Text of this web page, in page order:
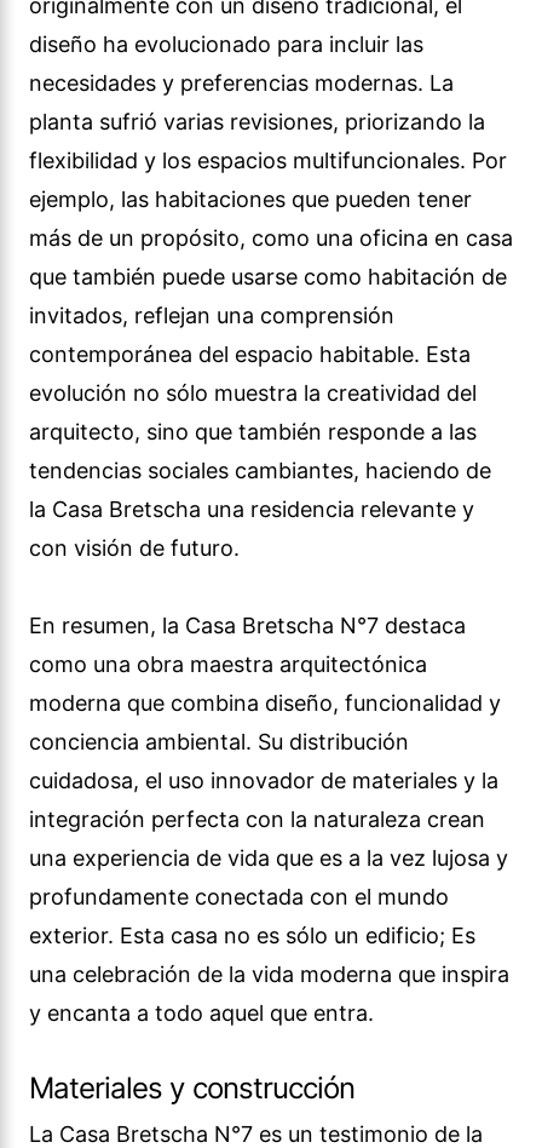
originalmente con un diseño tradicional, el
diseño ha evolucionado para incluir las
necesidades y preferencias modernas. La
planta sufrió varias revisiones, priorizando la
flexibilidad y los espacios multifuncionales. Por
ejemplo, las habitaciones que pueden tener
más de un propósito, como una oficina en casa
que también puede usarse como habitación de
invitados, reflejan una comprensión
contemporánea del espacio habitable. Esta
evolución no sólo muestra la creatividad del
arquitecto, sino que también responde a las
tendencias sociales cambiantes, haciendo de
la Casa Bretscha una residencia relevante y
con visión de futuro.
En resumen, la Casa Bretscha N°7 destaca
como una obra maestra arquitectónica
moderna que combina diseño, funcionalidad y
conciencia ambiental. Su distribución
cuidadosa, el uso innovador de materiales y la
integración perfecta con la naturaleza crean
una experiencia de vida que es a la vez lujosa y
profundamente conectada con el mundo
exterior. Esta casa no es sólo un edificio; Es
una celebración de la vida moderna que inspira
y encanta a todo aquel que entra.
Materiales y construcción
La Casa Bretscha N°7 es un testimonio de la